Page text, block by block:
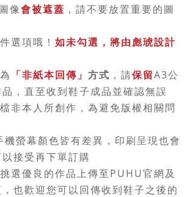
像會被遮蓋 ，請不要放置重要的圖
選項哦！ 如未勾選，將由彪琥設計
「非紙本回傳」 方式 ，請保留A3公
，直至收到鞋子成品並確認無誤
非本人所創作，為避免版權相關問
螢幕顏色皆有差異，印刷呈現也會
接受再下單訂購
選優良的作品上傳至PUHU官網及
也歡迎您可以回傳收到鞋子之後的